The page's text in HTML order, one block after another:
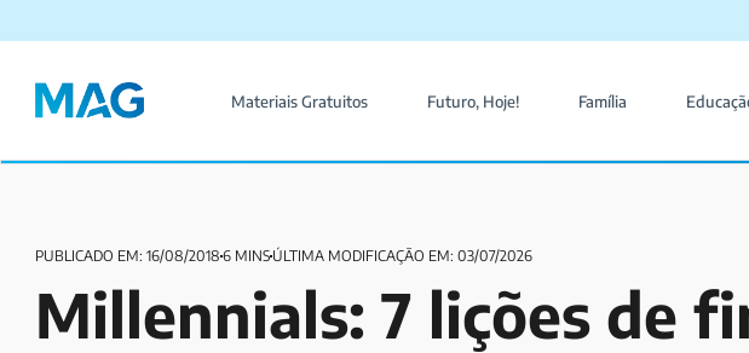
Materiais Gratuitos Futuro, Hoje! Família
PUBLICADO EM: 16/08/2018 6 MINS ÚLTIMA MODIFICAÇÃO EM: 03/07/2026
Millennials: 7 lições de